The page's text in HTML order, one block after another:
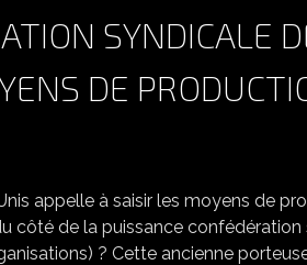
SYNDICALE
DE
DES ETATS-UNIS APPELLE À SAISIR
côté de la puissance confédération
? Cette ancienne